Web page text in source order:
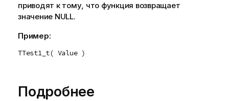
приводят к тому, что функция возвращает
значение NULL.
Пример:
TTest1_t( Value )
Подробнее